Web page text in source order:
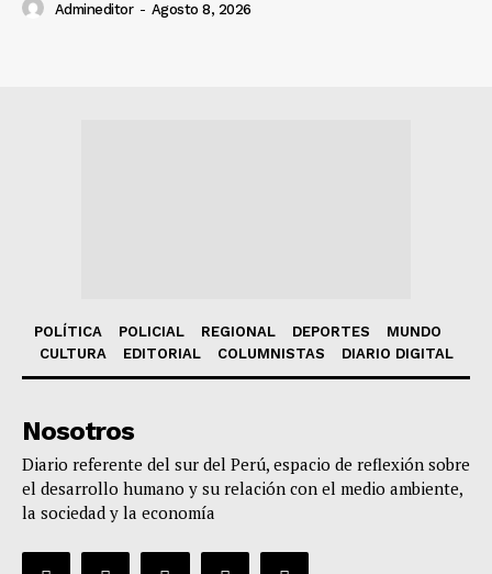
Admineditor - Agosto 8, 2026
POLÍTICA POLICIAL REGIONAL DEPORTES
MUNDO
CULTURA
EDITORIAL COLUMNISTAS DIARIO DIGITAL
Nosotros
Diario referente del sur del Perú, espacio de reflexión sobre
el desarrollo humano y su relación con el medio ambiente,
la sociedad y la economía